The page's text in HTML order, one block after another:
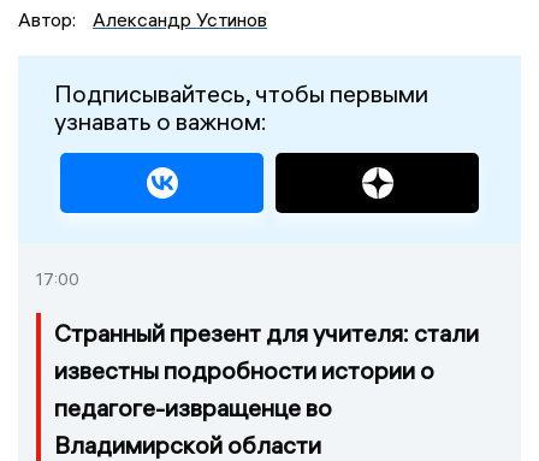
Автор:
Александр Устинов
Подписывайтесь, чтобы первыми
узнавать о важном:
17:00
Странный презент для учителя: стали
известны подробности истории о
педагоге-извращенце во
Владимирской области